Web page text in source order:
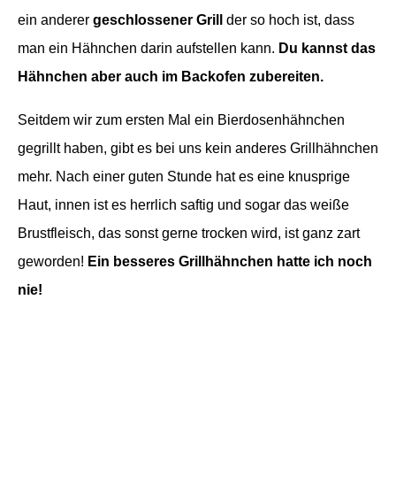
ein anderer geschlossener Grill
der so hoch ist, dass
man ein Hähnchen darin aufstellen kann. Du kannst das
Hähnchen aber auch im Backofen zubereiten.
Seitdem wir zum ersten Mal ein Bierdosenhähnchen
gegrillt haben, gibt es bei uns kein anderes Grillhähnchen
mehr. Nach einer guten Stunde hat es eine knusprige
Haut, innen ist es herrlich saftig und sogar das weiße
Brustfleisch, das sonst gerne trocken wird, ist ganz zart
geworden! Ein besseres Grillhähnchen hatte ich noch
nie!